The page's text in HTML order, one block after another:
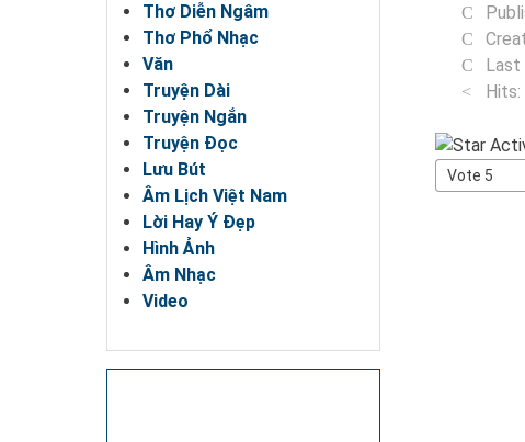
Thơ Diễn Ngâm
Thơ Phổ Nhạc
Văn
Truyện Dài
Truyện Ngắn
Truyện Đọc
Lưu Bút
Âm Lịch Việt Nam
Lời Hay Ý Đẹp
Hình Ảnh
Âm Nhạc
Video
Last
Hits:
User
Rating:
Please
Rate